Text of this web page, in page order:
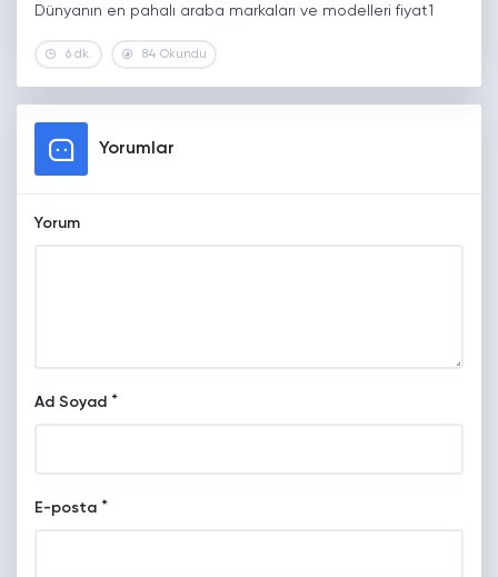
Dünyanın en pahalı araba markaları ve modelleri fiyat1
6 dk. 84 Okundu
Yorumlar
Yorum
Ad Soyad *
E-posta *